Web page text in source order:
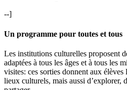
--]
Un programme pour toutes et tous
Les institutions culturelles proposent
adaptées à tous les âges et à tous les
visites: ces sorties donnent aux
lieux culturels, mais aussi d’explorer,